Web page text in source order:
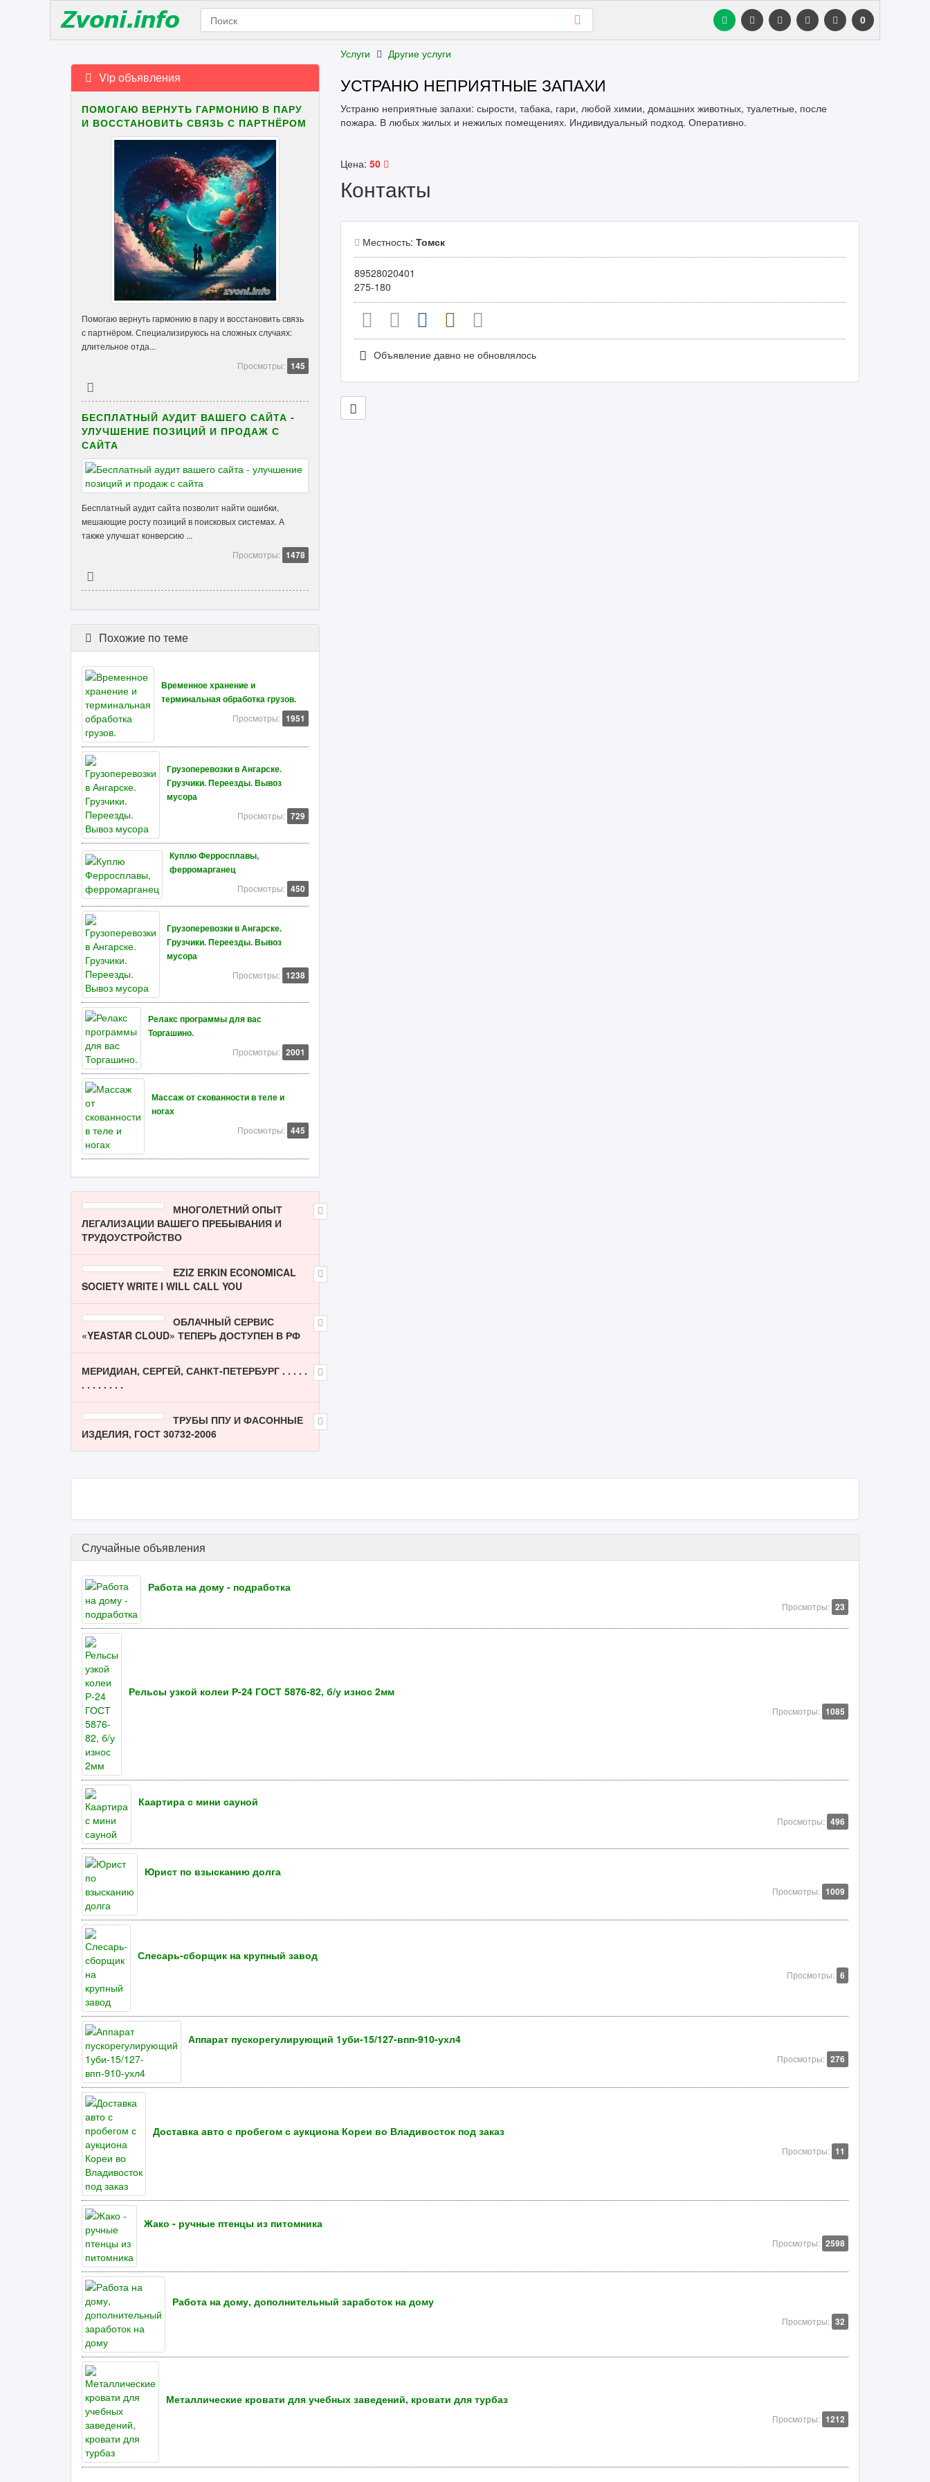
0
Услуги Другие услуги
УСТРАНЮ НЕПРИЯТНЫЕ ЗАПАХИ
Устраню неприятные запахи: сырости, табака, гари, любой химии, домашних животных, туалетные, после
пожара. В любых жилых и нежилых помещениях. Индивидуальный подход. Оперативно.
Цена: 50
Контакты
Местность: Томск
89528020401
275-180
Объявление давно не обновлялось
Vip объявления
ПОМОГАЮ ВЕРНУТЬ ГАРМОНИЮ В ПАРУ
И ВОССТАНОВИТЬ СВЯЗЬ С ПАРТНЁРОМ
Помогаю вернуть гармонию в пару и восстановить связь
с партнёром. Специализируюсь на сложных случаях:
длительное отда...
Просмотры: 145
БЕСПЛАТНЫЙ АУДИТ ВАШЕГО САЙТА -
УЛУЧШЕНИЕ ПОЗИЦИЙ И ПРОДАЖ С
САЙТА
Бесплатный аудит сайта позволит найти ошибки,
мешающие росту позиций в поисковых системах. А
также улучшат конверсию ...
Просмотры: 1478
Похожие по теме
Временное хранение и
терминальная обработка грузов.
Просмотры: 1951
Грузоперевозки в Ангарске.
Грузчики. Переезды. Вывоз
мусора
Просмотры: 729
Куплю Ферросплавы,
ферромарганец
Просмотры: 450
Грузоперевозки в Ангарске.
Грузчики. Переезды. Вывоз
мусора
Просмотры: 1238
Релакс программы для вас
Торгашино.
Просмотры: 2001
Массаж от скованности в теле и
ногах
Просмотры: 445
МНОГОЛЕТНИЙ ОПЫТ
ЛЕГАЛИЗАЦИИ ВАШЕГО ПРЕБЫВАНИЯ И
ТРУДОУСТРОЙСТВО
EZIZ ERKIN ECONOMICAL
SOCIETY WRITE I WILL CALL YOU
ОБЛАЧНЫЙ СЕРВИС
«YEASTAR CLOUD» ТЕПЕРЬ ДОСТУПЕН В РФ
МЕРИДИАН, СЕРГЕЙ, САНКТ-ПЕТЕРБУРГ . . . . .
. . . . . . . .
ТРУБЫ ППУ И ФАСОННЫЕ
ИЗДЕЛИЯ, ГОСТ 30732-2006
Случайные объявления
Работа на дому - подработка
Просмотры: 23
Рельсы узкой колеи Р-24 ГОСТ 5876-82, б/у износ 2мм
Просмотры: 1085
Каартира с мини сауной
Просмотры: 496
Юрист по взысканию долга
Просмотры: 1009
Слесарь-сборщик на крупный завод
Просмотры: 6
Аппарат пускорегулирующий 1уби-15/127-впп-910-ухл4
Просмотры: 276
Доставка авто с пробегом с аукциона Кореи во Владивосток под заказ
Просмотры: 11
Жако - ручные птенцы из питомника
Просмотры: 2598
Работа на дому, дополнительный заработок на дому
Просмотры: 32
Металлические кровати для учебных заведений, кровати для турбаз
Просмотры: 1212